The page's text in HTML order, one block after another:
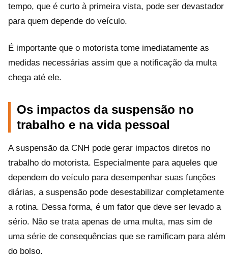
tempo, que é curto à primeira vista, pode ser devastador
para quem depende do veículo.
É importante que o motorista tome imediatamente as
medidas necessárias assim que a notificação da multa
chega até ele.
Os impactos da suspensão no
trabalho e na vida pessoal
A suspensão da CNH pode gerar impactos diretos no
trabalho do motorista. Especialmente para aqueles que
dependem do veículo para desempenhar suas funções
diárias, a suspensão pode desestabilizar completamente
a rotina. Dessa forma, é um fator que deve ser levado a
sério. Não se trata apenas de uma multa, mas sim de
uma série de consequências que se ramificam para além
do bolso.